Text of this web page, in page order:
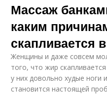
Массаж
каким
скапливается
Женщины и даже совсем
того, что жир
у них довольно худые ноги
становится настоящей